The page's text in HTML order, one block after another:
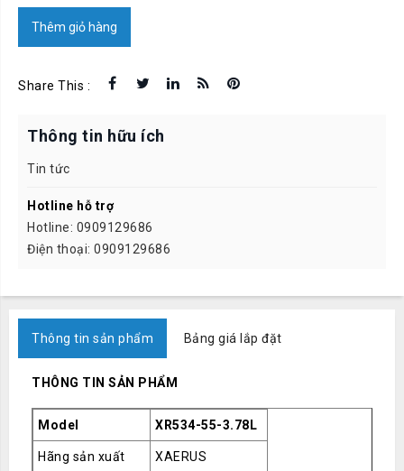
Thêm giỏ hàng
Share This :
Thông tin hữu ích
Tin tức
Hotline hỗ trợ
Hotline: 0909129686
Điện thoại: 0909129686
Thông tin sản phẩm Bảng giá lắp đặt
THÔNG TIN SẢN PHẨM
Model XR534-55-3.78L
Hãng sản xuất XAERUS